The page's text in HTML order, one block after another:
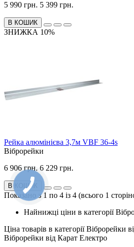
5 990 грн. 5 399 грн.
В КОШИК
ЗНИЖКА 10%
Рейка алюмінієва 3,7м VBF 36-4s
Віброрейки
6 906 грн. 6 229 грн.
В КОШИК
Показано з 1 по 4 із 4 (всього 1
Найнижці ціни в категорії
Ціна товарів в категорії Віброрейки
Віброрейки від Карат Електро